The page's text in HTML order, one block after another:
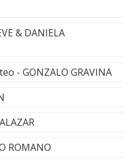
& DANIELA
- GONZALO GRAVINA
ROMANO